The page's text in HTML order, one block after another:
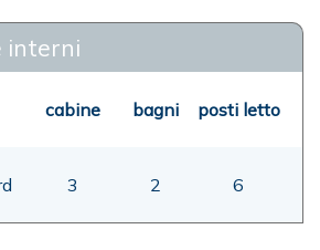
interni
cabine bagni posti letto
3 2 6